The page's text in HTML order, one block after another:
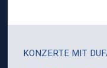
KONZERTE MIT